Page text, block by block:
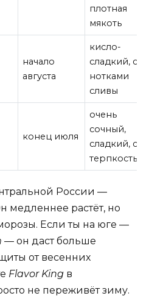
плотная
мякоть
начало
августа
кисло-
сладкий, с
нотками
сливы
конец июля
очень
сочный,
сладкий, с
терпкостью
России —
медленнее растёт, но
Если ты на юге —
— он даст больше
от весенних
Flavor King в
не переживёт зиму.